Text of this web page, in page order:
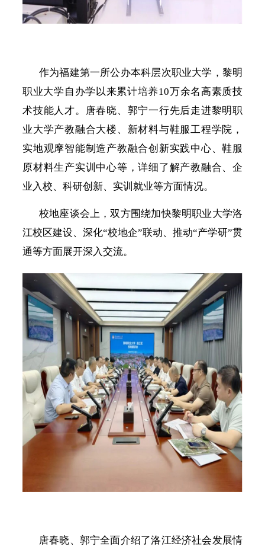
作为福建第一所公办本科层次职业大学，黎明
职业大学自办学以来累计培养10万余名高素质技
术技能人才。唐春晓、郭宁一行先后走进黎明职
业大学产教融合大楼、新材料与鞋服工程学院，
实地观摩智能制造产教融合创新实践中心、鞋服
原材料生产实训中心等，详细了解产教融合、企
业入校、科研创新、实训就业等方面情况。
校地座谈会上，双方围绕加快黎明职业大学洛
江校区建设、深化“校地企”联动、推动“产学研”贯
通等方面展开深入交流。
唐春晓、郭宁全面介绍了洛江经济社会发展情